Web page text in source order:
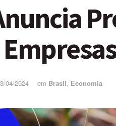
04/2024 em Brasil, Economia